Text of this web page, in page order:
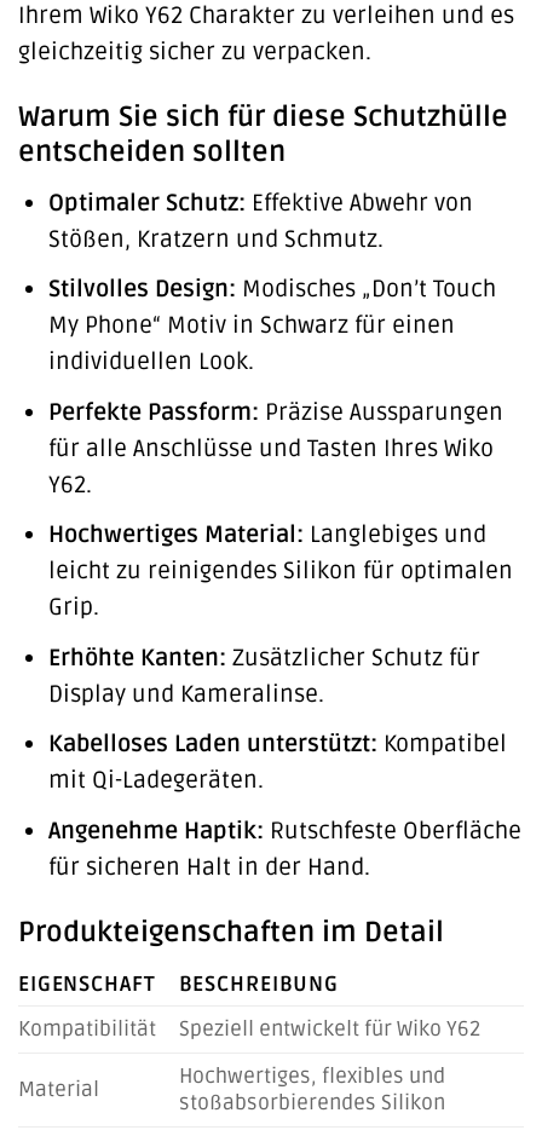
Ihrem Wiko Y62 Charakter zu verleihen und es
gleichzeitig sicher zu verpacken.
Warum Sie sich für diese Schutzhülle
entscheiden sollten
Optimaler Schutz: Effektive Abwehr von
Stößen, Kratzern und Schmutz.
Stilvolles Design: Modisches „Don’t Touch
My Phone“ Motiv in Schwarz für einen
individuellen Look.
Perfekte Passform: Präzise Aussparungen
für alle Anschlüsse und Tasten Ihres Wiko
Y62.
Hochwertiges Material: Langlebiges und
leicht zu reinigendes Silikon für optimalen
Grip.
Erhöhte Kanten: Zusätzlicher Schutz für
Display und Kameralinse.
Kabelloses Laden unterstützt: Kompatibel
mit Qi-Ladegeräten.
Angenehme Haptik: Rutschfeste Oberfläche
für sicheren Halt in der Hand.
Produkteigenschaften im Detail
EIGENSCHAFT
BESCHREIBUNG
Kompatibilität
Speziell entwickelt für Wiko Y62
Material
Hochwertiges, flexibles und
stoßabsorbierendes Silikon